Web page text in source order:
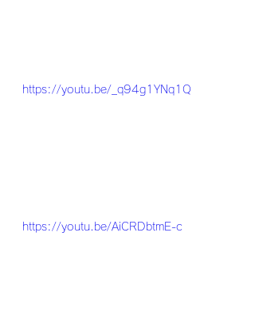
https://youtu.be/_q94g1YNq1Q
https://youtu.be/AiCRDbtmE-c